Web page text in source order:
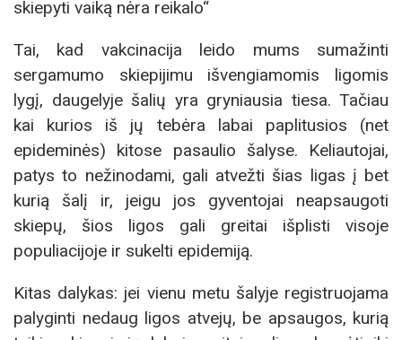
skiepyti vaiką nėra reikalo“
Tai, kad vakcinacija leido mums sumažinti
sergamumo skiepijimu išvengiamomis ligomis
lygį, daugelyje šalių yra gryniausia tiesa. Tačiau
kai kurios iš jų tebėra labai paplitusios (net
epideminės) kitose pasaulio šalyse. Keliautojai,
patys to nežinodami, gali atvežti šias ligas į bet
kurią šalį ir, jeigu jos gyventojai neapsaugoti
skiepų, šios ligos gali greitai išplisti visoje
populiacijoje ir sukelti epidemiją.
Kitas dalykas: jei vienu metu šalyje registruojama
palyginti nedaug ligos atvejų, be apsaugos, kurią